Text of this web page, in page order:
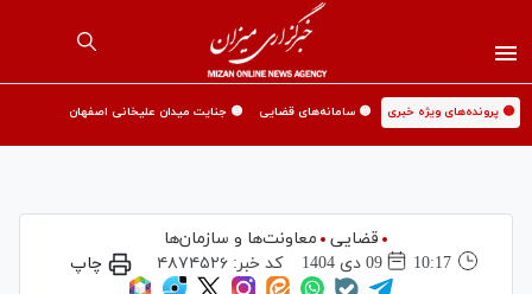
🟡 پرونده‌های ویژه خبری 🟡 سامانه‌های قضایی 🟡 جنایت میدان علیخانی اصفهان
قضایی
معاونت‌ها و سازمان‌ها
10:17
09 دی 1404 کد خبر:۴۸۷۴۵۲۶ چاپ